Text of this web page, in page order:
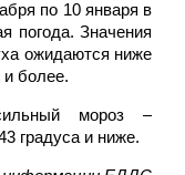
по 10 января в
погода. Значения
ожидаются ниже
и более.
мороз –
градуса и ниже.